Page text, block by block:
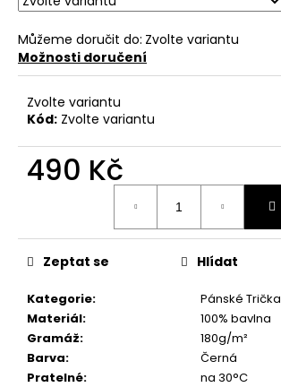
Můžeme doručit do: Zvolte variantu
Možnosti doručení
Zvolte variantu
Kód: Zvolte variantu
490 Kč
Kategorie:
Pánské Trička
Materiál:
100% bavlna
Gramáž:
180g/m²
Barva:
Černá
Pratelné: na 30°C
Zeptat se Hlídat
D
o
p
o
u
č
u
TRIČKO
PRO
FANOUŠKY
JDM
TUNINGU